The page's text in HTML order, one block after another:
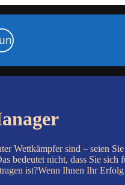
Wettkämpfer sind – seien
bedeutet nicht, dass Sie
ist?Wenn Ihnen Ihr